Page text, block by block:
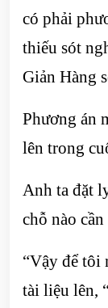
có phải
thiếu sót
Giản Hàng
Phương án
lên trong
Anh ta đặt
chỗ nào
“Vậy để tôi
tài liệu lên,